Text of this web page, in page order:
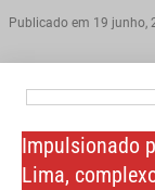
Publicado em 19 junho,
Impulsionado
Lima,